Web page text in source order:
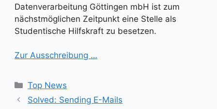
Datenverarbeitung Göttingen mbH ist zum
nächstmöglichen Zeitpunkt eine Stelle als
Studentische Hilfskraft zu besetzen.
Zur Ausschreibung …
Kategorien
Top News
Solved: Sending E-Mails